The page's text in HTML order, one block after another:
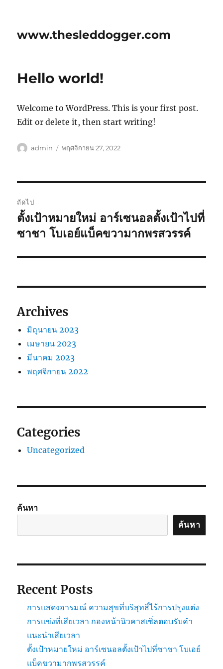
www.thesleddogger.com
Hello world!
Welcome to WordPress. This is your first post.
Edit or delete it, then start writing!
ผู้
admin
เขียน
พฤศจิกายน 27, 2022
นำทาง
เรื่อง
ถัดไป
เรื่อง
ต่อ
ตั้งเป้าหมายใหม่ อาร์เซนอลตั้งเป้าไปที่
ซาชา โบเอย์แบ็คขวามากพรสวรรค์
Archives
มิถุนายน 2023
เมษายน 2023
มีนาคม 2023
พฤศจิกายน 2022
Categories
Uncategorized
ค้นหา
ค้นหา
Recent Posts
การแสดงอารมณ์ ความสุขที่บริสุทธิ์ไร้การปรุงแต่ง
การแข่งที่เสียเวลา กองหน้านิวคาสเซิ่ลตอบรับคำ
แนะนำเสียเวลา
ตั้งเป้าหมายใหม่ อาร์เซนอลตั้งเป้าไปที่ซาชา โบเอย์
แบ็คขวามากพรสวรรค์